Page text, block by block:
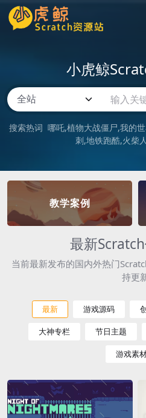
小虎鲸
搜索热词 哪吒 植物大战僵尸 我的
刺 地铁跑酷 火柴人
教学案例
最新
当前最新发布的国内外热门
持更
最新 游戏源码
大神专栏 节日主题
游戏素